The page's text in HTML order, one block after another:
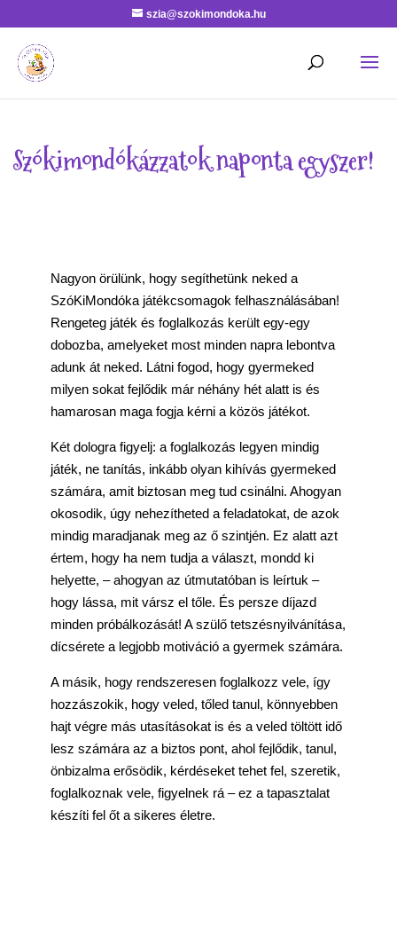
szia@szokimondoka.hu
Szókimondókázzatok naponta egyszer!
Nagyon örülünk, hogy segíthetünk neked a
SzóKiMondóka játékcsomagok felhasználásában!
Rengeteg játék és foglalkozás került egy-egy
dobozba, amelyeket most minden napra lebontva
adunk át neked. Látni fogod, hogy gyermeked
milyen sokat fejlődik már néhány hét alatt is és
hamarosan maga fogja kérni a közös játékot.
Két dologra figyelj: a foglalkozás legyen mindig
játék, ne tanítás, inkább olyan kihívás gyermeked
számára, amit biztosan meg tud csinálni. Ahogyan
okosodik, úgy nehezítheted a feladatokat, de azok
mindig maradjanak meg az ő szintjén. Ez alatt azt
értem, hogy ha nem tudja a választ, mondd ki
helyette, – ahogyan az útmutatóban is leírtuk –
hogy lássa, mit vársz el tőle. És persze díjazd
minden próbálkozását! A szülő tetszésnyilvánítása,
dícsérete a legjobb motiváció a gyermek számára.
A másik, hogy rendszeresen foglalkozz vele, így
hozzászokik, hogy veled, tőled tanul, könnyebben
hajt végre más utasításokat is és a veled töltött idő
lesz számára az a biztos pont, ahol fejlődik, tanul,
önbizalma erősödik, kérdéseket tehet fel, szeretik,
foglalkoznak vele, figyelnek rá – ez a tapasztalat
készíti fel őt a sikeres életre.